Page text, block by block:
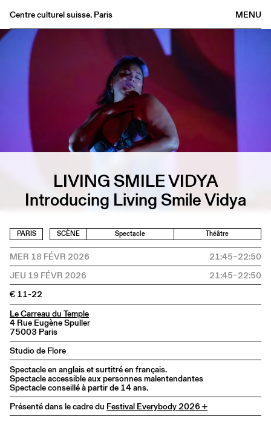
MENU
Centre culturel suisse. Paris
Agenda
Librairie
Buvette
Médiathèque
Éditions
Informations
LIVING SMILE VIDYA
Introducing Living Smile Vidya
PARIS SCÈNE Spectacle Théâtre
MER 18 FÉVR 2026
21:45–22:50
JEU 19 FÉVR 2026
21:45–22:50
€ 11-22
Le Carreau du Temple
4 Rue Eugène Spuller
75003 Paris
Studio de Flore
Spectacle en anglais et surtitré en français.
Spectacle accessible aux personnes malentendantes
Spectacle conseillé à partir de 14 ans.
Présenté dans le cadre du Festival Everybody 2026 +